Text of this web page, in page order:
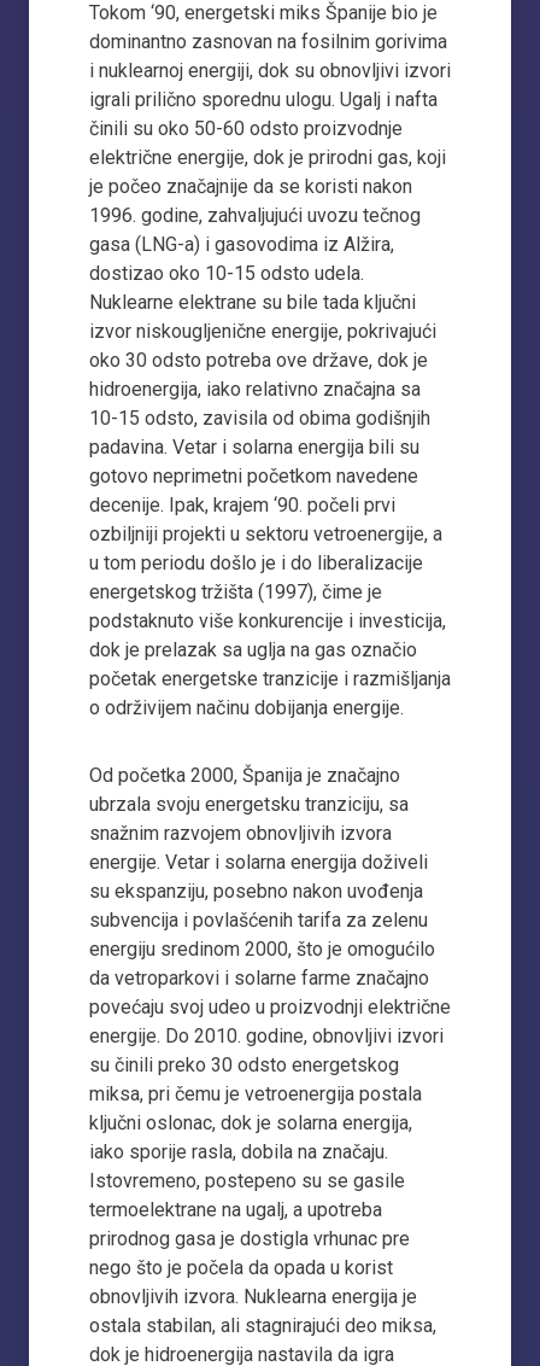
Tokom ‘90, energetski miks Španije bio je
dominantno zasnovan na fosilnim gorivima
i nuklearnoj energiji, dok su obnovljivi izvori
igrali prilično sporednu ulogu. Ugalj i nafta
činili su oko 50-60 odsto proizvodnje
električne energije, dok je prirodni gas, koji
je počeo značajnije da se koristi nakon
1996. godine, zahvaljujući uvozu tečnog
gasa (LNG-a) i gasovodima iz Alžira,
dostizao oko 10-15 odsto udela.
Nuklearne elektrane su bile tada ključni
izvor niskougljenične energije, pokrivajući
oko 30 odsto potreba ove države, dok je
hidroenergija, iako relativno značajna sa
10-15 odsto, zavisila od obima godišnjih
padavina. Vetar i solarna energija bili su
gotovo neprimetni početkom navedene
decenije. Ipak, krajem ‘90. počeli prvi
ozbiljniji projekti u sektoru vetroenergije, a
u tom periodu došlo je i do liberalizacije
energetskog tržišta (1997), čime je
podstaknuto više konkurencije i investicija,
dok je prelazak sa uglja na gas označio
početak energetske tranzicije i razmišljanja
o održivijem načinu dobijanja energije.
Od početka 2000, Španija je značajno
ubrzala svoju energetsku tranziciju, sa
snažnim razvojem obnovljivih izvora
energije. Vetar i solarna energija doživeli
su ekspanziju, posebno nakon uvođenja
subvencija i povlašćenih tarifa za zelenu
energiju sredinom 2000, što je omogućilo
da vetroparkovi i solarne farme značajno
povećaju svoj udeo u proizvodnji električne
energije. Do 2010. godine, obnovljivi izvori
su činili preko 30 odsto energetskog
miksa, pri čemu je vetroenergija postala
ključni oslonac, dok je solarna energija,
iako sporije rasla, dobila na značaju.
Istovremeno, postepeno su se gasile
termoelektrane na ugalj, a upotreba
prirodnog gasa je dostigla vrhunac pre
nego što je počela da opada u korist
obnovljivih izvora. Nuklearna energija je
ostala stabilan, ali stagnirajući deo miksa,
dok je hidroenergija nastavila da igra